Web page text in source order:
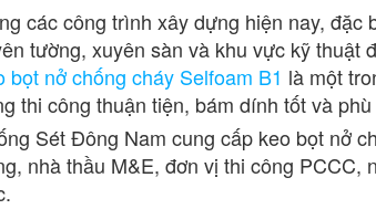
các công trình xây dựng hiện nay,
tường, xuyên sàn và khu vực kỹ thuật
bọt nở chống cháy Selfoam B1 là một
thi công thuận tiện, bám dính tốt và
Sét Đông Nam cung cấp keo bọt nở
nhà thầu M&E, đơn vị thi công PCCC,